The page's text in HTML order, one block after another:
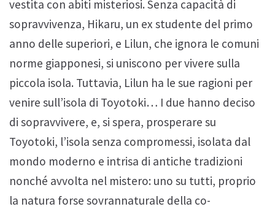
vestita con abiti misteriosi. Senza capacità di
sopravvivenza, Hikaru, un ex studente del primo
anno delle superiori, e Lilun, che ignora le comuni
norme giapponesi, si uniscono per vivere sulla
piccola isola. Tuttavia, Lilun ha le sue ragioni per
venire sull’isola di Toyotoki… I due hanno deciso
di sopravvivere, e, si spera, prosperare su
Toyotoki, l’isola senza compromessi, isolata dal
mondo moderno e intrisa di antiche tradizioni
nonché avvolta nel mistero: uno su tutti, proprio
la natura forse sovrannaturale della co-